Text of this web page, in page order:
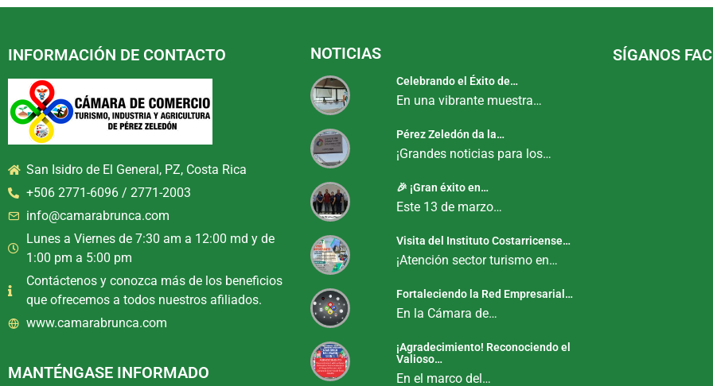
INFORMACIÓN DE CONTACTO
San Isidro de El General, PZ, Costa Rica
+506 2771-6096 / 2771-2003
info@camarabrunca.com
Lunes a Viernes de 7:30 am a 12:00 md y de
1:00 pm a 5:00 pm
Contáctenos y conozca más de los beneficios
que ofrecemos a todos nuestros afiliados.
www.camarabrunca.com
MANTÉNGASE INFORMADO
NOTICIAS
Celebrando el Éxito de…
En una vibrante muestra…
Pérez Zeledón da la…
¡Grandes noticias para los…
🎉 ¡Gran éxito en…
Este 13 de marzo…
Visita del Instituto Costarricense…
¡Atención sector turismo en…
Fortaleciendo la Red Empresarial…
En la Cámara de…
¡Agradecimiento! Reconociendo el
Valioso…
En el marco del…
SÍGANOS